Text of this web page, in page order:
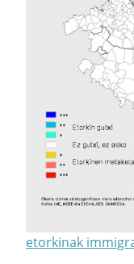
etorkinak